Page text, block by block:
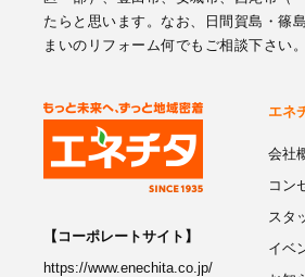
たらと思います。なお、日間賀島・篠
まいのリフォーム何でもご相談下さい。
【コーポレートサイト】
https://www.enechita.co.jp/
エネ
会社
コン
スタ
イベ